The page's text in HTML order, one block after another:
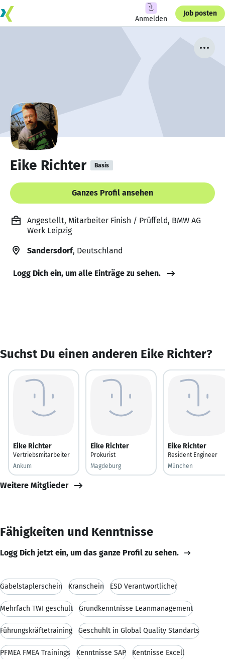
Anmelden
Job posten
Eike Richter Basis
Ganzes Profil ansehen
Angestellt, Mitarbeiter Finish / Prüffeld, BMW AG
Werk Leipzig
Sandersdorf, Deutschland
Logg Dich ein, um alle Einträge zu sehen.
Suchst Du einen anderen Eike Richter?
Eike Richter
Vertriebsmitarbeiter
Ankum
Eike Richter
Prokurist
Magdeburg
Eike Richter
Resident Engineer
München
Weitere Mitglieder
Fähigkeiten und Kenntnisse
Logg Dich jetzt ein, um das ganze Profil zu sehen.
Gabelstaplerschein Kranschein ESD Verantwortlicher
Mehrfach TWI geschult Grundkenntnisse Leanmanagement
Führungskräftetraining Geschuhlt in Global Quality Standarts
PFMEA FMEA Trainings Kenntnisse SAP Kentnisse Excell